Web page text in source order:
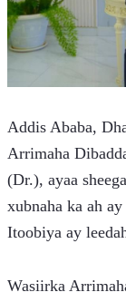
Addis Ababa,
Arrimaha
(Dr.), ayaa
xubnaha ka ah
Itoobiya ay
Wasiirka